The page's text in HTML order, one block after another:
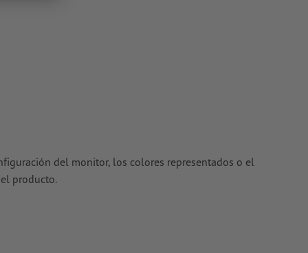
del monitor, los colores representados o el
producto.